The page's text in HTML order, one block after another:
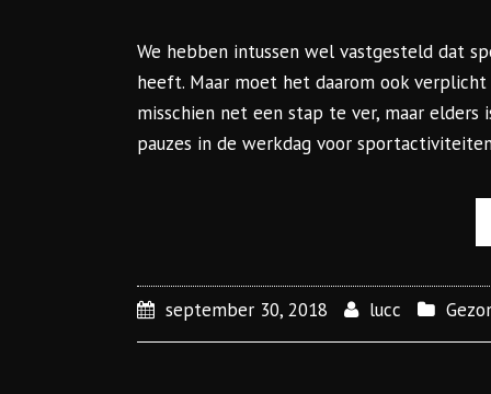
We hebben intussen wel vastgesteld dat
heeft. Maar moet het daarom ook
misschien net een stap te ver, maar elders
pauzes in de werkdag voor
september 30, 2018 lucc